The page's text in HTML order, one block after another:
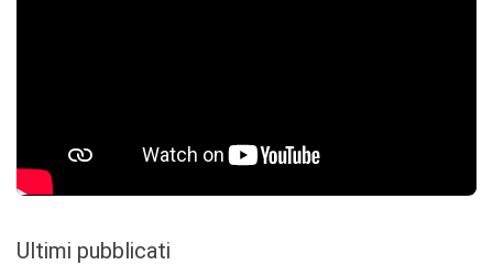
Ultimi pubblicati